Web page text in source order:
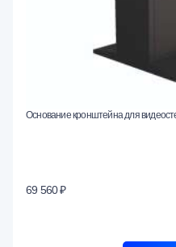
Основание кронштейна для
69 560 ₽